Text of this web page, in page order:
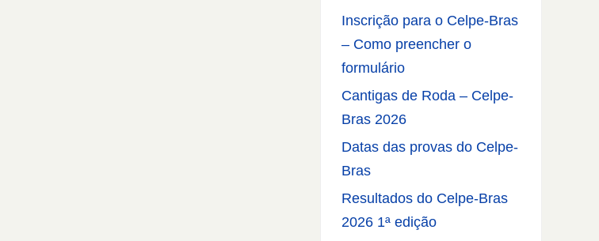
Inscrição para o Celpe-Bras
– Como preencher o
formulário
Cantigas de Roda – Celpe-
Bras 2026
Datas das provas do Celpe-
Bras
Resultados do Celpe-Bras
2026 1ª edição